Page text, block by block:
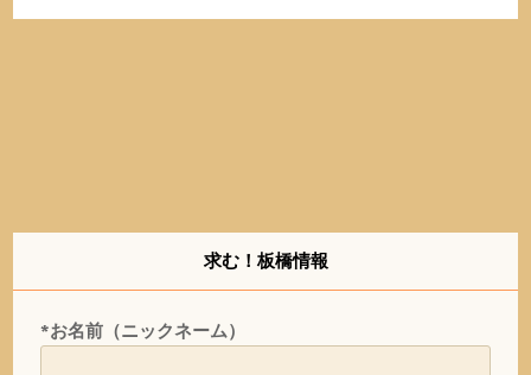
求む！板橋情報
*お名前（ニックネーム）